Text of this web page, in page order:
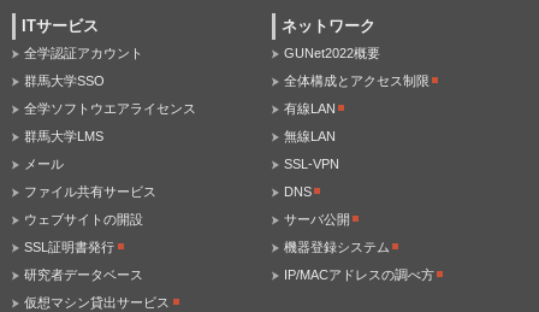
ITサービス
全学認証アカウント
群馬大学SSO
全学ソフトウエアライセンス
群馬大学LMS
メール
ファイル共有サービス
ウェブサイトの開設
SSL証明書発行
研究者データベース
仮想マシン貸出サービス
ネットワーク
GUNet2022概要
全体構成とアクセス制限
有線LAN
無線LAN
SSL-VPN
DNS
サーバ公開
機器登録システム
IP/MACアドレスの調べ方